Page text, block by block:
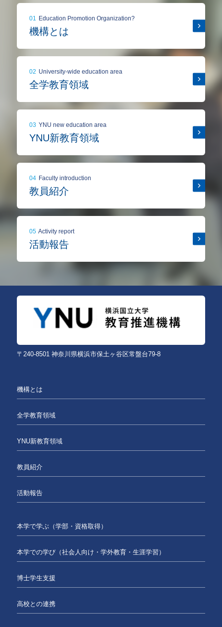
01 Education Promotion Organization?
機構とは
02 University-wide education area
全学教育領域
03 YNU new education area
YNU新教育領域
04 Faculty introduction
教員紹介
05 Activity report
活動報告
〒240-8501 神奈川県横浜市保土ヶ谷区常盤台79-8
機構とは
全学教育領域
YNU新教育領域
教員紹介
活動報告
本学で学ぶ（学部・資格取得）
本学での学び（社会人向け・学外教育・生涯学習）
博士学生支援
高校との連携